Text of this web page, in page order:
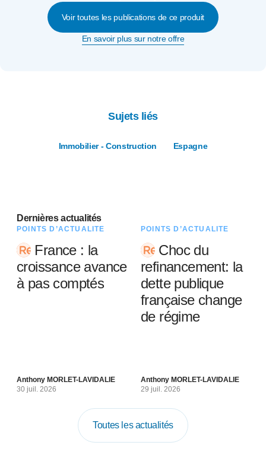
Voir toutes les publications de ce produit
En savoir plus sur notre offre
Sujets liés
Immobilier - Construction Espagne
Dernières actualités
POINTS D’ACTUALITÉ
France : la
croissance avance
à pas comptés
Anthony MORLET-LAVIDALIE
30 juil. 2026
POINTS D’ACTUALITÉ
Choc du
refinancement: la
dette publique
française change
de régime
Anthony MORLET-LAVIDALIE
29 juil. 2026
Toutes les actualités